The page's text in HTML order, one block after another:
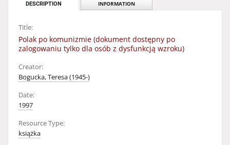
DESCRIPTION INFORMATION
Title:
Polak po komunizmie (dokument dostępny po
zalogowaniu tylko dla osób z dysfunkcją wzroku)
Creator:
Bogucka, Teresa (1945-)
Date:
1997
Resource Type:
książka